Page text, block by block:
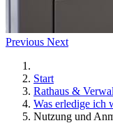
Previous Next
Start
Rathaus &
Was erledige ich
Nutzung und